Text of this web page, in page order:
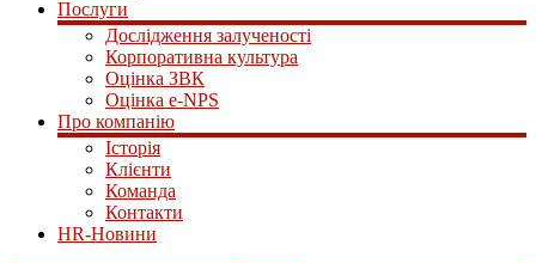
Послуги
Дослідження залученості
Корпоративна культура
Оцінка ЗВК
Оцінка e-NPS
Про компанію
Історія
Клієнти
Команда
Контакти
HR-Новини